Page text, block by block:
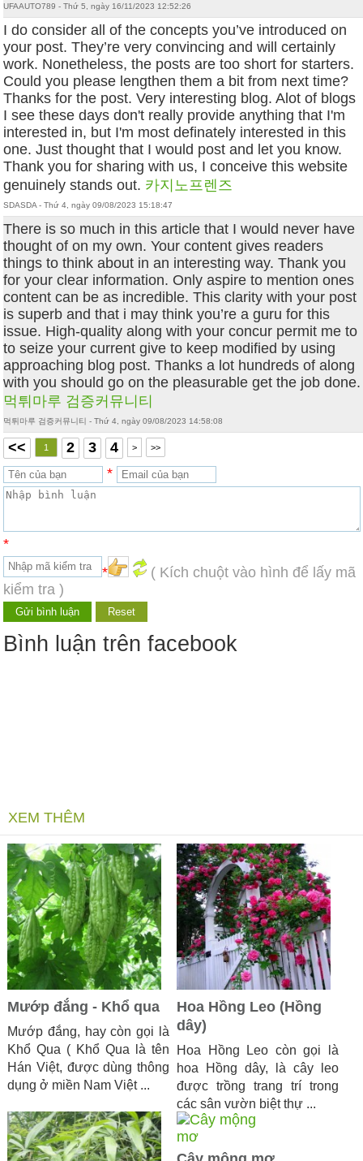
UFAAUTO789 - Thứ 5, ngày 16/11/2023 12:52:26
I do consider all of the concepts you’ve introduced on
your post. They’re very convincing and will certainly
work. Nonetheless, the posts are too short for starters.
Could you please lengthen them a bit from next time?
Thanks for the post. Very interesting blog. Alot of blogs
I see these days don't really provide anything that I'm
interested in, but I'm most definately interested in this
one. Just thought that I would post and let you know.
Thank you for sharing with us, I conceive this website
genuinely stands out. 카지노프렌즈
SDASDA - Thứ 4, ngày 09/08/2023 15:18:47
There is so much in this article that I would never have
thought of on my own. Your content gives readers
things to think about in an interesting way. Thank you
for your clear information. Only aspire to mention ones
content can be as incredible. This clarity with your post
is superb and that i may think you’re a guru for this
issue. High-quality along with your concur permit me to
to seize your current give to keep modified by using
approaching blog post. Thanks a lot hundreds of along
with you should go on the pleasurable get the job done.
먹튀마루 검증커뮤니티
먹튀마루 검증커뮤니티 - Thứ 4, ngày 09/08/2023 14:58:08
<< 1 2 3 4 > >>
*
*
*
( Kích chuột vào hình để lấy mã
kiểm tra )
Bình luận trên facebook
XEM THÊM
Mướp đắng - Khổ qua
Mướp đắng, hay còn gọi là
Khổ Qua ( Khổ Qua là tên
Hán Việt, được dùng thông
dụng ở miền Nam Việt ...
Hoa Hồng Leo (Hồng
dây)
Hoa Hồng Leo còn gọi là
hoa Hồng dây, là cây leo
được trồng trang trí trong
các sân vườn biệt thự ...